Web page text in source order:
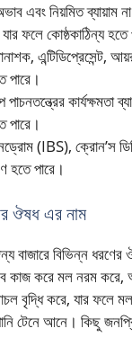
এবং নিয়মিত ব্যায়াম
ফলে কোষ্ঠকাঠিন্য হতে
এন্টিডিপ্রেসেন্ট,
পারে।
কার্যক্ষমতা
পারে।
(IBS), ক্রোন’স
হতে পারে।
ঔষধ এর নাম
বাজারে বিভিন্ন
কাজ করে মল নরম করে,
বৃদ্ধি করে, যার ফলে
টেনে আনে। কিছু